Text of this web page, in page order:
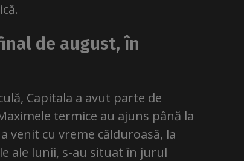
de august, în
Capitala a avut parte de
termice au ajuns până la
venit cu vreme călduroasă, la
ale lunii, s-au situat în jurul